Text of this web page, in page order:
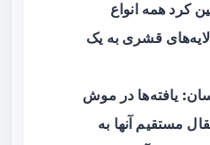
کرد همه انواع
لایه‌های قشری به یک
یافته‌ها در موش
مستقیم آنها به